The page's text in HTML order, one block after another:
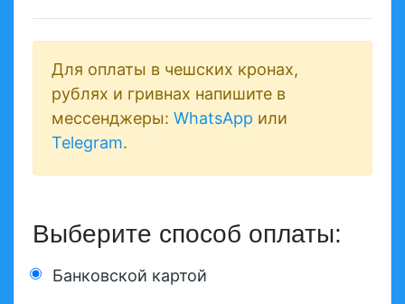
Для оплаты в чешских кронах,
рублях и гривнах напишите в
мессенджеры: WhatsApp или
Telegram.
Выберите способ оплаты:
Банковской картой